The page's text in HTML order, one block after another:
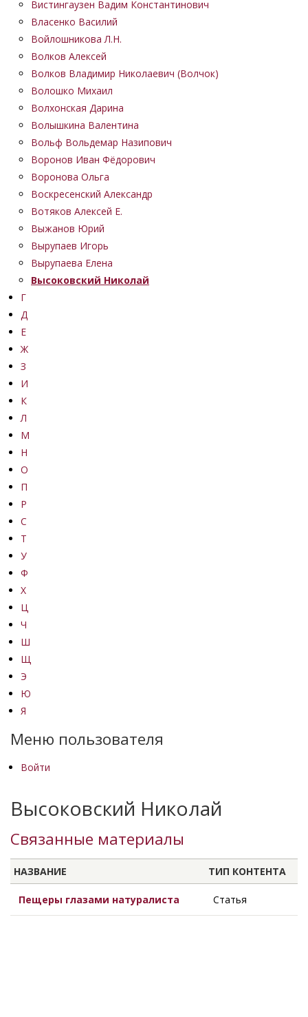
Вистингаузен Вадим Константинович
Власенко Василий
Войлошникова Л.Н.
Волков Алексей
Волков Владимир Николаевич (Волчок)
Волошко Михаил
Волхонская Дарина
Волышкина Валентина
Вольф Вольдемар Назипович
Воронов Иван Фёдорович
Воронова Ольга
Воскресенский Александр
Вотяков Алексей Е.
Выжанов Юрий
Вырупаев Игорь
Вырупаева Елена
Высоковский Николай
Г
Д
Е
Ж
З
И
К
Л
М
Н
О
П
Р
С
Т
У
Ф
Х
Ц
Ч
Ш
Щ
Э
Ю
Я
Меню пользователя
Войти
Высоковский Николай
Связанные материалы
НАЗВАНИЕ ТИП КОНТЕНТА
Пещеры глазами натуралиста Статья